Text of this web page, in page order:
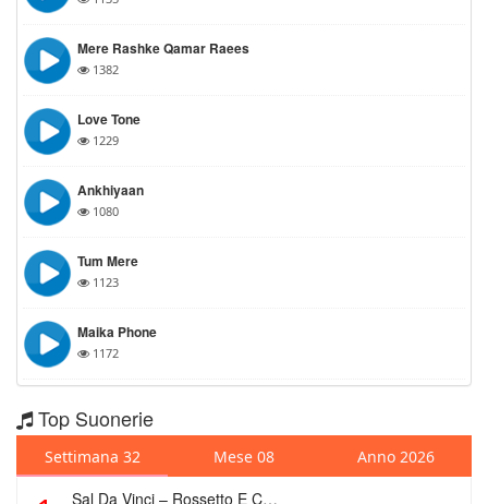
Mere Rashke Qamar Raees
1382
Love Tone
1229
Ankhiyaan
1080
Tum Mere
1123
Maika Phone
1172
Top Suonerie
Settimana 32 Mese 08 Anno 2026
Sal Da Vinci – Rossetto E Caffè